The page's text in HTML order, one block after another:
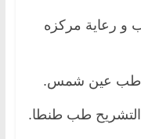
و رعاية مركزه
طب عين شمس.
التشريح طب طنطا.